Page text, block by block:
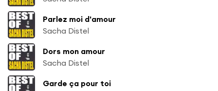
Parlez moi d'amour
Sacha Distel
Dors mon amour
Sacha Distel
Garde ça pour toi